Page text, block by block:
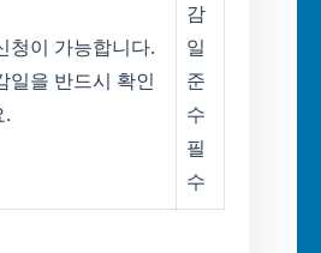
청이 가능합니다.
일을 반드시 확인
.
감
일
준
수
필
수